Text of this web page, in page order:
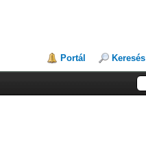
Portál Keresés